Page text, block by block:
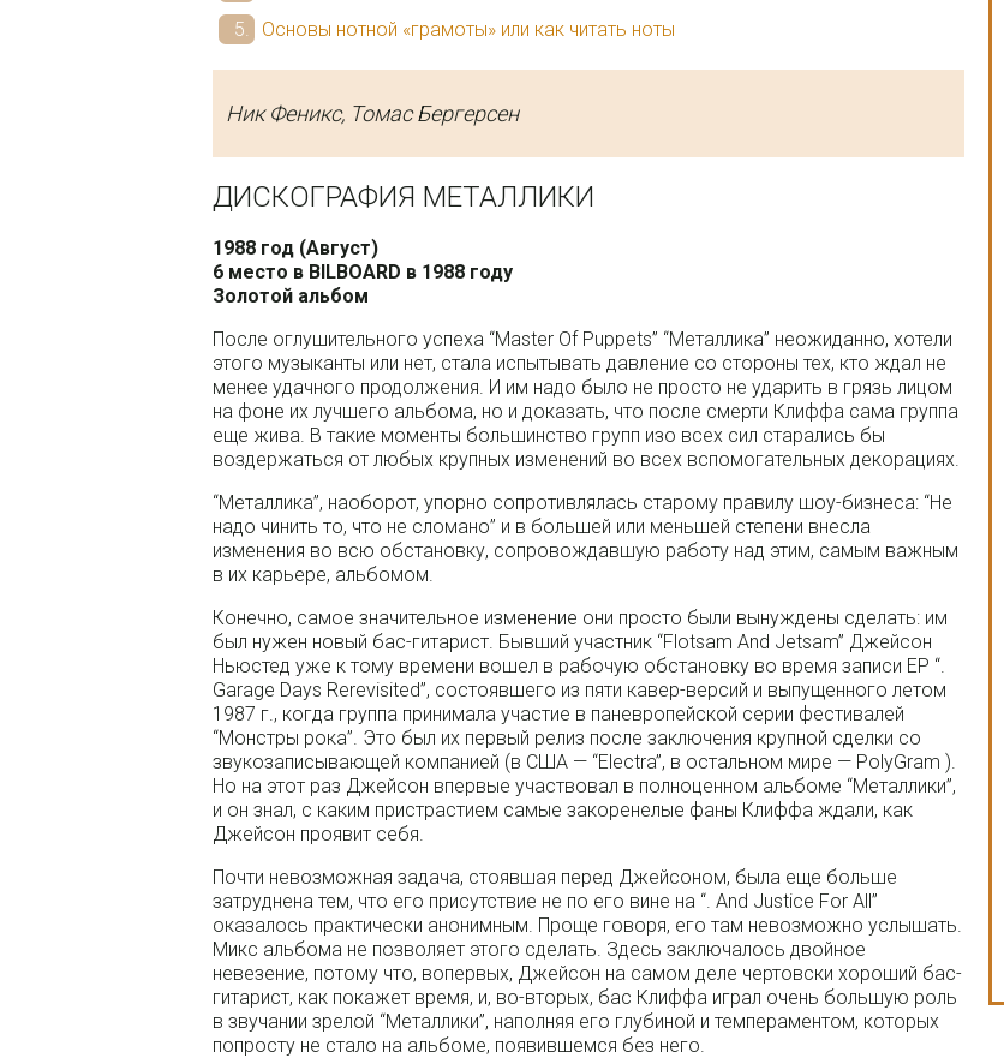
Основы нотной «грамоты» или как читать ноты
Ник Феникс, Томас Бергерсен
ДИСКОГРАФИЯ МЕТАЛЛИКИ
1988 год (Август)
6 место в BILBOARD в 1988 году
Золотой альбом
После оглушительного успеха “Master Of Puppets” “Металлика” неожиданно, хотели
этого музыканты или нет, стала испытывать давление со стороны тех, кто ждал не
менее удачного продолжения. И им надо было не просто не ударить в грязь лицом
на фоне их лучшего альбома, но и доказать, что после смерти Клиффа сама группа
еще жива. В такие моменты большинство групп изо всех сил старались бы
воздержаться от любых крупных изменений во всех вспомогательных декорациях.
“Металлика”, наоборот, упорно сопротивлялась старому правилу шоу-бизнеса: “Не
надо чинить то, что не сломано” и в большей или меньшей степени внесла
изменения во всю обстановку, сопровождавшую работу над этим, самым важным
в их карьере, альбомом.
Конечно, самое значительное изменение они просто были вынуждены сделать: им
был нужен новый бас-гитарист. Бывший участник “Flotsam And Jetsam” Джейсон
Ньюстед уже к тому времени вошел в рабочую обстановку во время записи ЕР “.
Garage Days Rerevisited”, состоявшего из пяти кавер-версий и выпущенного летом
1987 г., когда группа принимала участие в паневропейской серии фестивалей
“Монстры рока”. Это был их первый релиз после заключения крупной сделки со
звукозаписывающей компанией (в США — “Electra”, в остальном мире — PolyGram ).
Но на этот раз Джейсон впервые участвовал в полноценном альбоме “Металлики”,
и он знал, с каким пристрастием самые закоренелые фаны Клиффа ждали, как
Джейсон проявит себя.
Почти невозможная задача, стоявшая перед Джейсоном, была еще больше
затруднена тем, что его присутствие не по его вине на “. And Justice For All”
оказалось практически анонимным. Проще говоря, его там невозможно услышать.
Микс альбома не позволяет этого сделать. Здесь заключалось двойное
невезение, потому что, вопервых, Джейсон на самом деле чертовски хороший бас-
гитарист, как покажет время, и, во-вторых, бас Клиффа играл очень большую роль
в звучании зрелой “Металлики”, наполняя его глубиной и темпераментом, которых
попросту не стало на альбоме, появившемся без него.